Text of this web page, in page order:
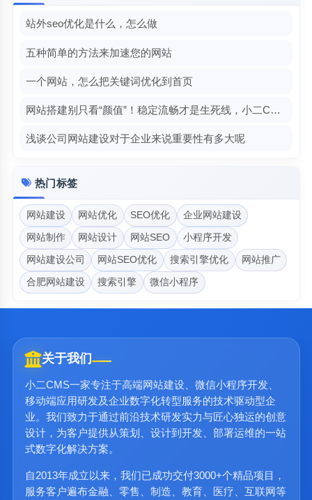
站外seo优化是什么，怎么做
五种简单的方法来加速您的网站
一个网站，怎么把关键词优化到首页
网站搭建别只看“颜值”！稳定流畅才是生死线，小二CMS教你避坑指南
浅谈公司网站建设对于企业来说重要性有多大呢
热门标签
网站建设 网站优化 SEO优化
企业网站建设
网站制作
网站设计 网站SEO
小程序开发
网站建设公司
网站SEO优化 搜索引擎优化
网站推广
合肥网站建设
搜索引擎 微信小程序
关于我们
小二CMS一家专注于高端网站建设、微信小程序开发、
移动端应用研发及企业数字化转型服务的技术驱动型企
业。我们致力于通过前沿技术研发实力与匠心独运的创意
设计，为客户提供从策划、设计到开发、部署运维的一站
式数字化解决方案。
自2013年成立以来，我们已成功交付3000+个精品项目，
服务客户遍布金融、零售、制造、教育、医疗、互联网等